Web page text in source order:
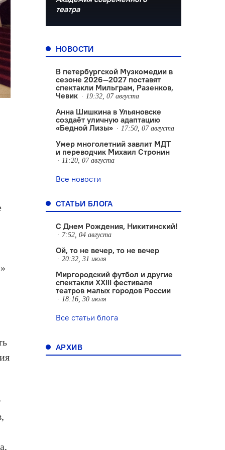
театра
НОВОСТИ
В петербургской Музкомедии в
сезоне 2026—2027 поставят
спектакли Мильграм, Разенков,
Чевик
19:32, 07 августа
Анна Шишкина в Ульяновске
создаëт уличную адаптацию
«Бедной Лизы»
17:50, 07 августа
Умер многолетний завлит МДТ
и переводчик Михаил Стронин
11:20, 07 августа
Все новости
СТАТЬИ БЛОГА
С Днем Рождения, Никитинский!
7:52, 04 августа
Ой, то не вечер, то не вечер
20:32, 31 июля
Миргородский футбол и другие
спектакли XXIII фестиваля
театров малых городов России
18:16, 30 июля
Все статьи блога
АРХИВ